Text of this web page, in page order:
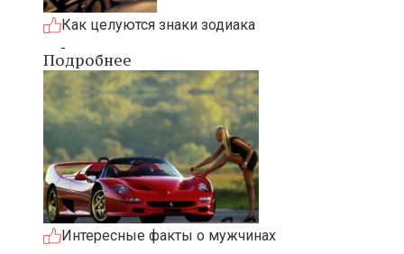
Как целуются знаки зодиака
Подробнее
Интересные факты о мужчинах